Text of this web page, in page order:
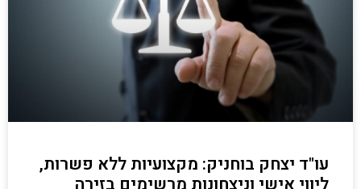
עו"ד יצחק בוחניק: מקצועיות ללא פשרות,